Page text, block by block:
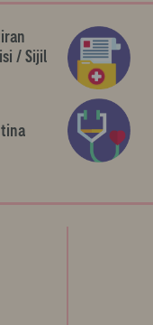
/ Sijil